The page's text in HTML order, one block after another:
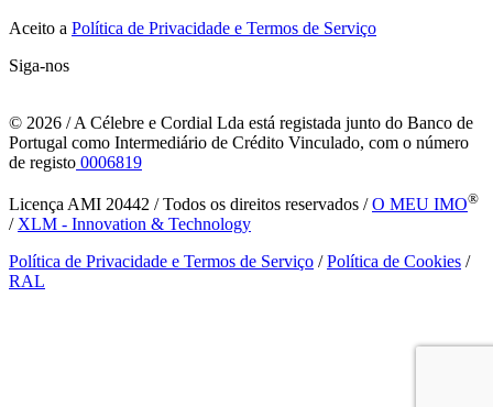
Aceito a Política de Privacidade e Termos de Serviço
Siga-nos
© 2026 / A Célebre e Cordial Lda está registada junto do Banco de
Portugal como Intermediário de Crédito Vinculado, com o número
de registo 0006819
Licença AMI 20442 / Todos os direitos reservados /O MEU IMO®
/ XLM - Innovation & Technology
Política de Privacidade e Termos de Serviço /Política de Cookies /
RAL